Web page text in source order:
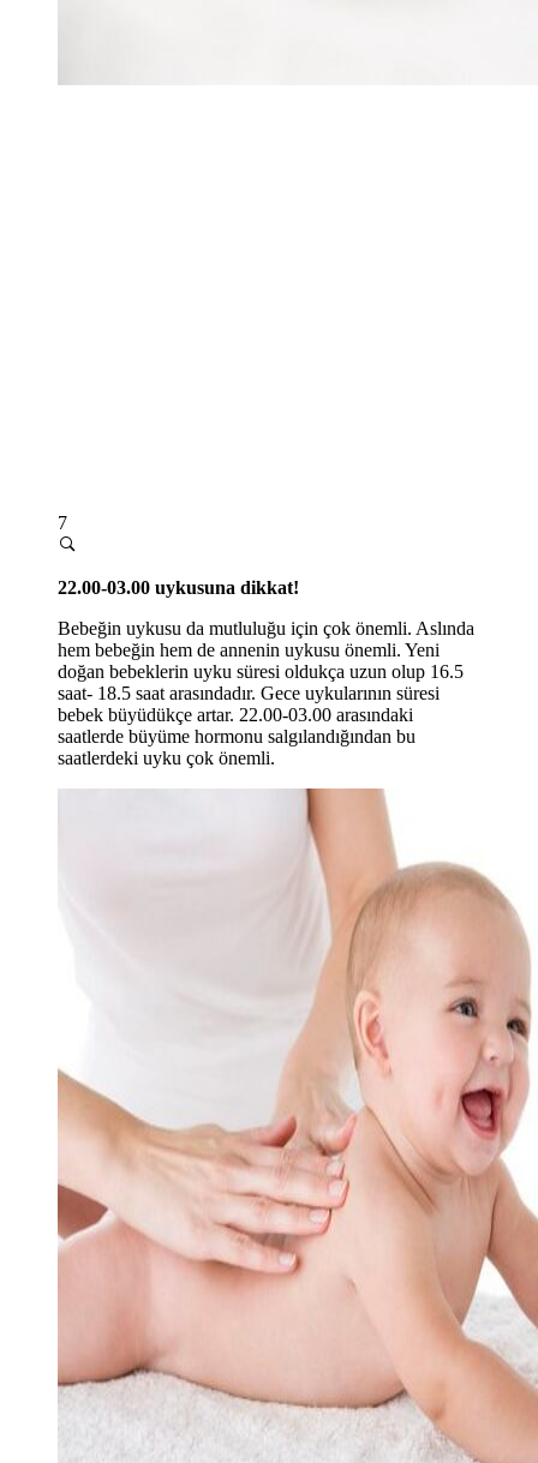
7
22.00-03.00 uykusuna dikkat!
Bebeğin uykusu da mutluluğu için çok önemli. Aslında
hem bebeğin hem de annenin uykusu önemli. Yeni
doğan bebeklerin uyku süresi oldukça uzun olup 16.5
saat- 18.5 saat arasındadır. Gece uykularının süresi
bebek büyüdükçe artar. 22.00-03.00 arasındaki
saatlerde büyüme hormonu salgılandığından bu
saatlerdeki uyku çok önemli.